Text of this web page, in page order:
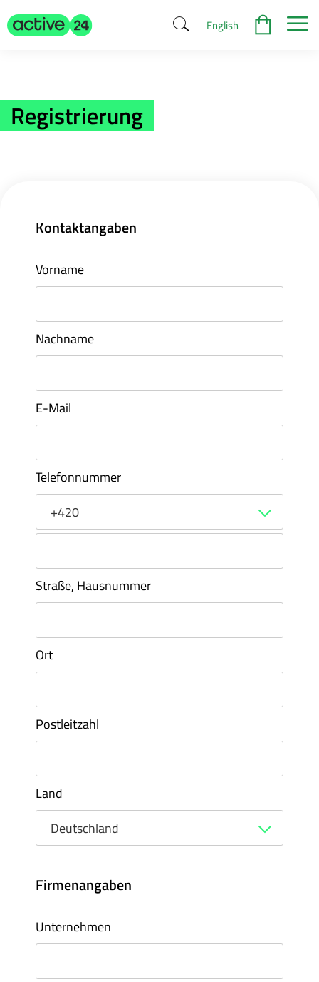
English
Registrierung
Kontaktangaben
Vorname
Nachname
E-Mail
Telefonnummer
+420
Straße, Hausnummer
Ort
Postleitzahl
Land
Deutschland
Firmenangaben
Unternehmen